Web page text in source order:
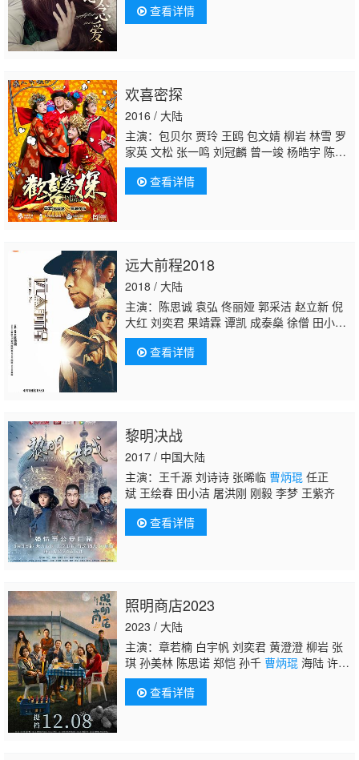
查看详情
欢喜密探
2016 / 大陆
主演：包贝尔 贾玲 王鸥 包文婧 柳岩 林雪 罗
家英 文松 张一鸣 刘冠麟 曾一竣 杨皓宇 陈作
深 德柏 魏翔 林爽 黄晓明 伊莉莎 王奕盛 吴
樾 张洪杰 杜海涛 杜淳 陈紫函 李宗翰 文章 谭
凯 何炅 朱梓骁 艾伦 焦俊艳 袁文康 沈腾 孙
霜霜 李菁 曾舜晞 潘斌龙 赵丽颖 栾元晖 杨子
姗 翟天临 俞灏明 舒畅 常远 木幡龙 唐奕霖 何
佳怡 王鹏翔 迟媛媛 董立
查看详情
远大前程2018
2018 / 大陆
主演：陈思诚 袁弘 佟丽娅 郭采洁 赵立新 倪
大红 刘奕君 果靖霖 谭凯 成泰燊 徐僧 田小
洁 杜志国 张双利 李萍 王德顺 晋松 王砚辉 谢
苗 戴墨 付美 张羽 桑平 郑伟 姚安濂 霍桠
明 言杰 曹操 郭鹏 谢闻轩 张国庆 刘智满 刘智
君正 王屿
查看详情
黎明决战
2017 / 中国大陆
主演：王千源 刘诗诗 张晞临 曹炳琨 任正
斌 王绘春 田小洁 屠洪刚 刚毅 李梦 王紫齐
查看详情
照明商店2023
2023 / 大陆
主演：章若楠 白宇帆 刘奕君 黄澄澄 柳岩 张
琪 孙美林 陈思诺 郑恺 孙千 曹炳琨海陆 许童
心 蔡耳朵
查看详情